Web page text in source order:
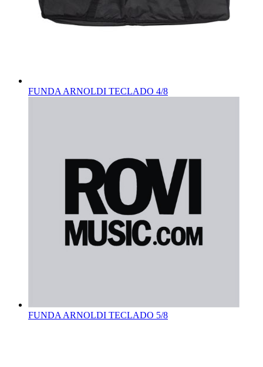
FUNDA ARNOLDI TECLADO 4/8
FUNDA ARNOLDI TECLADO 5/8